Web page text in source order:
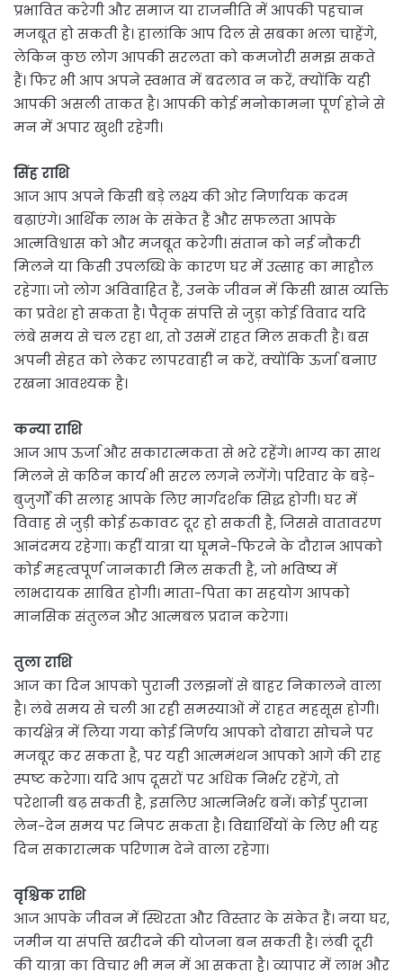
प्रभावित करेगी और समाज या राजनीति में आपकी पहचान
मजबूत हो सकती है। हालांकि आप दिल से सबका भला चाहेंगे,
लेकिन कुछ लोग आपकी सरलता को कमजोरी समझ सकते
हैं। फिर भी आप अपने स्वभाव में बदलाव न करें, क्योंकि यही
आपकी असली ताकत है। आपकी कोई मनोकामना पूर्ण होने से
मन में अपार खुशी रहेगी।
सिंह राशि
आज आप अपने किसी बड़े लक्ष्य की ओर निर्णायक कदम
बढ़ाएंगे। आर्थिक लाभ के संकेत हैं और सफलता आपके
आत्मविश्वास को और मजबूत करेगी। संतान को नई नौकरी
मिलने या किसी उपलब्धि के कारण घर में उत्साह का माहौल
रहेगा। जो लोग अविवाहित हैं, उनके जीवन में किसी खास व्यक्ति
का प्रवेश हो सकता है। पैतृक संपत्ति से जुड़ा कोई विवाद यदि
लंबे समय से चल रहा था, तो उसमें राहत मिल सकती है। बस
अपनी सेहत को लेकर लापरवाही न करें, क्योंकि ऊर्जा बनाए
रखना आवश्यक है।
कन्या राशि
आज आप ऊर्जा और सकारात्मकता से भरे रहेंगे। भाग्य का साथ
मिलने से कठिन कार्य भी सरल लगने लगेंगे। परिवार के बड़े-
बुजुर्गों की सलाह आपके लिए मार्गदर्शक सिद्ध होगी। घर में
विवाह से जुड़ी कोई रुकावट दूर हो सकती है, जिससे वातावरण
आनंदमय रहेगा। कहीं यात्रा या घूमने-फिरने के दौरान आपको
कोई महत्वपूर्ण जानकारी मिल सकती है, जो भविष्य में
लाभदायक साबित होगी। माता-पिता का सहयोग आपको
मानसिक संतुलन और आत्मबल प्रदान करेगा।
तुला राशि
आज का दिन आपको पुरानी उलझनों से बाहर निकालने वाला
है। लंबे समय से चली आ रही समस्याओं में राहत महसूस होगी।
कार्यक्षेत्र में लिया गया कोई निर्णय आपको दोबारा सोचने पर
मजबूर कर सकता है, पर यही आत्ममंथन आपको आगे की राह
स्पष्ट करेगा। यदि आप दूसरों पर अधिक निर्भर रहेंगे, तो
परेशानी बढ़ सकती है, इसलिए आत्मनिर्भर बनें। कोई पुराना
लेन-देन समय पर निपट सकता है। विद्यार्थियों के लिए भी यह
दिन सकारात्मक परिणाम देने वाला रहेगा।
वृश्चिक राशि
आज आपके जीवन में स्थिरता और विस्तार के संकेत हैं। नया घर,
जमीन या संपत्ति खरीदने की योजना बन सकती है। लंबी दूरी
की यात्रा का विचार भी मन में आ सकता है। व्यापार में लाभ और